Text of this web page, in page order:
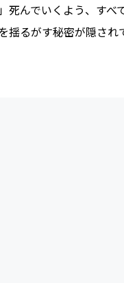
んでいくよう、す
揺るがす秘密が隠さ